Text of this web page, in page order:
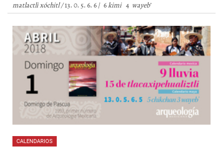
matlactli xóchitl /13. 0. 5. 6. 6 / 6kimi4 wayeb’
CALENDARIOS